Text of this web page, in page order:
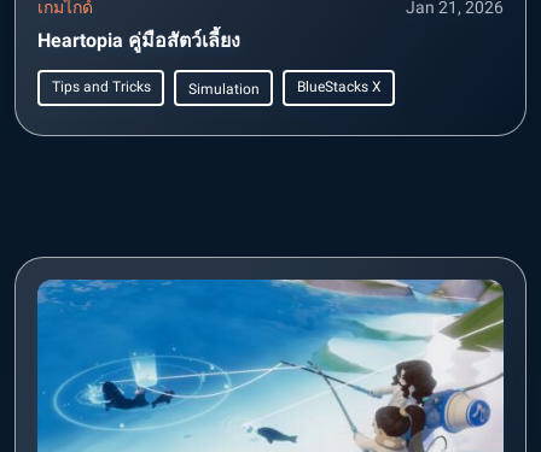
เกมไกด์ Jan 21, 2026
Heartopia คู่มือสัตว์เลี้ยง
Tips and Tricks Simulation BlueStacks X